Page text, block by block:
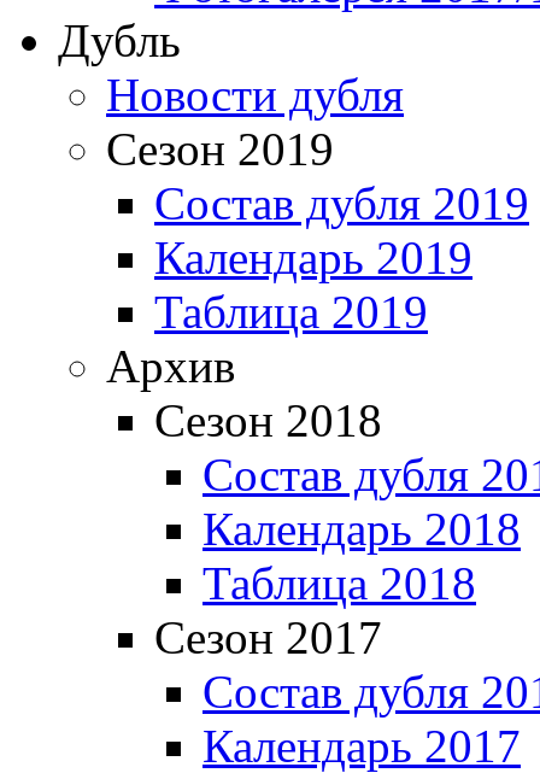
Дубль
Новости дубля
Сезон 2019
Состав дубля 2019
Календарь 2019
Таблица 2019
Архив
Сезон 2018
Состав дубля
Календарь 2018
Таблица 2018
Сезон 2017
Состав дубля
Календарь 2017